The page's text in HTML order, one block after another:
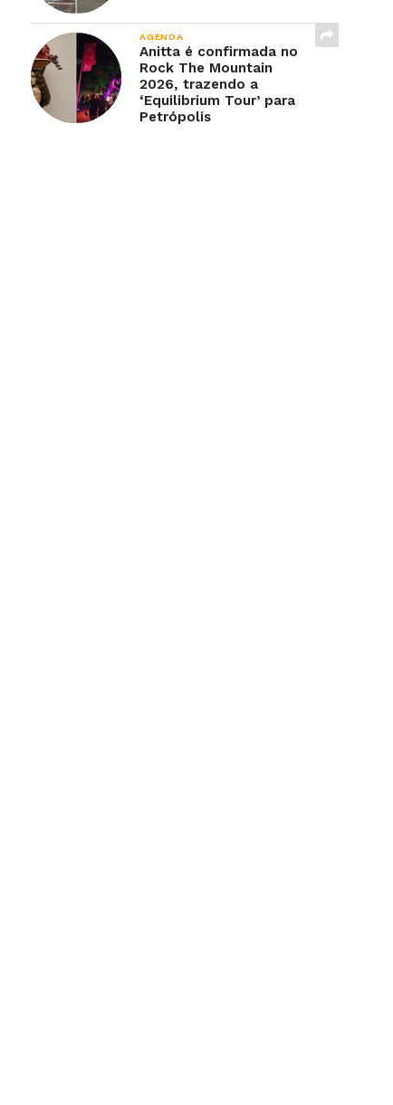
AGENDA
Anitta é confirmada no
Rock The Mountain
2026, trazendo a
‘Equilibrium Tour’ para
Petrópolis